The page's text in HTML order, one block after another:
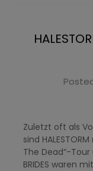
Zuletzt oft als
sind
The Dead“-Tour
BRIDES waren